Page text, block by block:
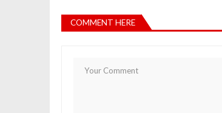
COMMENT HERE